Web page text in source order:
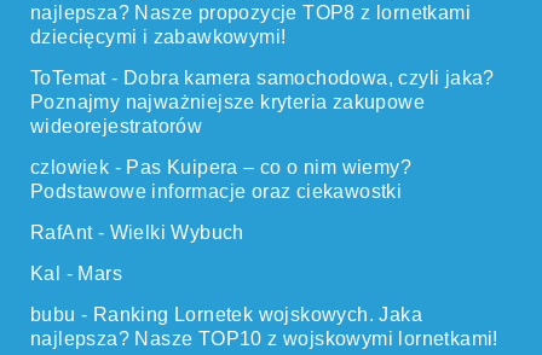
najlepsza? Nasze propozycje TOP8 z lornetkami
dziecięcymi i zabawkowymi!
ToTemat- Dobra kamera samochodowa, czyli jaka?
Poznajmy najważniejsze kryteria zakupowe
wideorejestratorów
czlowiek - Pas Kuipera – co o nim wiemy?
Podstawowe informacje oraz ciekawostki
RafAnt- Wielki Wybuch
Kal
- Mars
bubu - Ranking Lornetek wojskowych. Jaka
najlepsza? Nasze TOP10 z wojskowymi lornetkami!